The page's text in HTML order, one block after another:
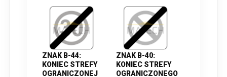
ZNAK B-44:
KONIEC STREFY
OGRANICZONEJ
ZNAK B-40:
KONIEC STREFY
OGRANICZONEGO